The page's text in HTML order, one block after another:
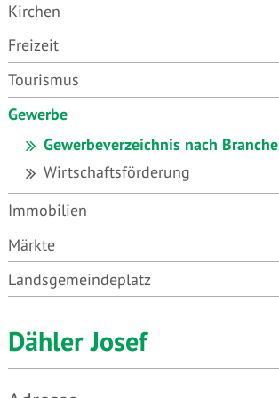
Kirchen
Freizeit
Tourismus
Gewerbe
Gewerbeverzeichnis nach Branche
Wirtschaftsförderung
Immobilien
Märkte
Landsgemeindeplatz
Dähler Josef